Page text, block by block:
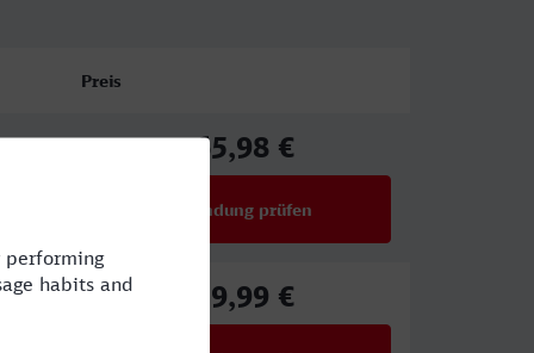
Preis
65,98 €
Verbindung prüfen
59,99 €